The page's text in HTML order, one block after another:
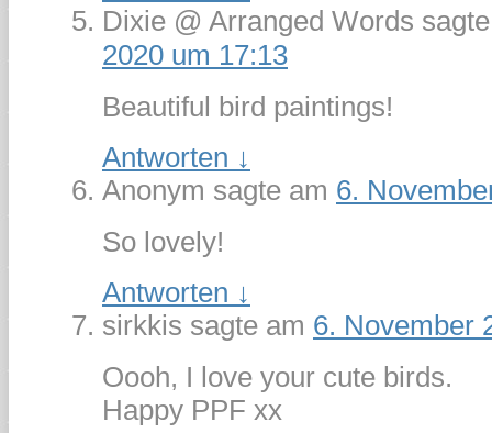
Dixie @ Arranged Words
2020 um 17:13
Beautiful bird paintings!
Antworten ↓
Anonym sagte am 6.
So lovely!
Antworten ↓
sirkkis sagte am 6. November
Oooh, I love your cute birds.
Happy PPF xx